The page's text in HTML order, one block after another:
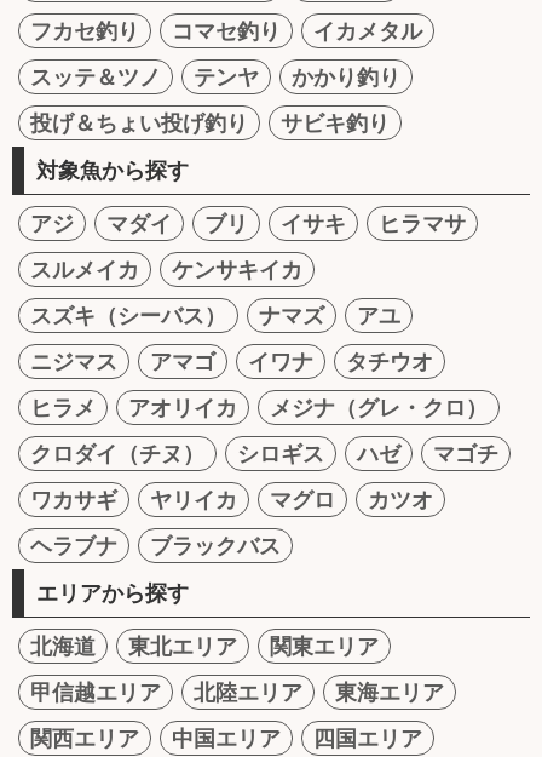
フカセ釣り
コマセ釣り
イカメタル
スッテ＆ツノ
テンヤ
かかり釣り
投げ＆ちょい投げ釣り
サビキ釣り
対象魚から探す
アジ マダイ ブリ イサキ
ヒラマサ
スルメイカ
ケンサキイカ
スズキ（シーバス）
ナマズ
アユ
ニジマス
アマゴ イワナ
タチウオ
ヒラメ
アオリイカ
メジナ（グレ・クロ）
クロダイ（チヌ）
シロギス ハゼ
マゴチ
ワカサギ
ヤリイカ マグロ
カツオ
ヘラブナ
ブラックバス
エリアから探す
北海道 東北エリア
関東エリア
甲信越エリア
北陸エリア
東海エリア
関西エリア
中国エリア
四国エリア